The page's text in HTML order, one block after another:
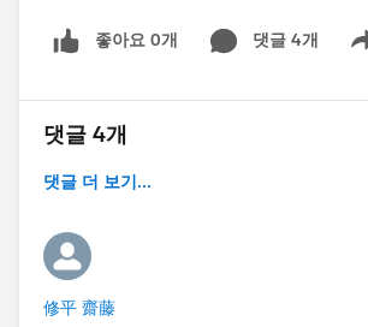
좋아요 0개 댓글 4개
댓글 4개
댓글 더 보기...
修平 齋藤